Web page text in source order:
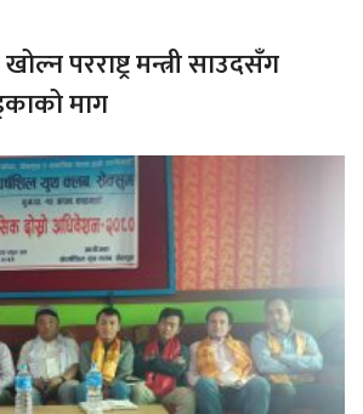
परराष्ट्र मन्त्री साउदसँग
माग